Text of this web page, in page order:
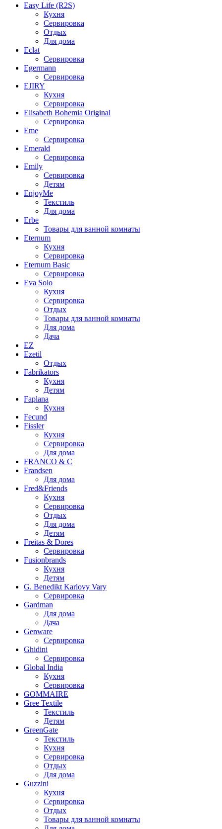
Easy Life (R2S)
Кухня
Сервировка
Отдых
Для дома
Eclat
Сервировка
Egermann
Сервировка
EJIRY
Кухня
Сервировка
Elisabeth Bohemia Original
Сервировка
Eme
Сервировка
Emerald
Сервировка
Emily
Сервировка
Детям
EnjoyMe
Текстиль
Для дома
Erbe
Товары для ванной комнаты
Eternum
Кухня
Сервировка
Eternum Basic
Сервировка
Eva Solo
Кухня
Сервировка
Отдых
Товары для ванной комнаты
Для дома
Дача
EZ
Ezetil
Отдых
Fabrikators
Кухня
Детям
Faplana
Кухня
Fecund
Fissler
Кухня
Сервировка
Для дома
FRANCO & C
Frandsen
Для дома
Fred&Friends
Кухня
Сервировка
Отдых
Для дома
Детям
Freitas & Dores
Сервировка
Fusionbrands
Кухня
Детям
G. Benedikt Karlovy Vary
Сервировка
Gardman
Для дома
Дача
Genware
Сервировка
Ghidini
Сервировка
Global India
Кухня
Сервировка
GOMMAIRE
Gree Textile
Текстиль
Детям
GreenGate
Текстиль
Кухня
Сервировка
Отдых
Для дома
Guzzini
Кухня
Сервировка
Отдых
Товары для ванной комнаты